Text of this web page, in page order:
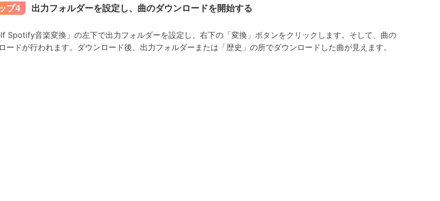
プ4 出力フォルダーを設定し、曲のダウンロードを開始する
Spotify音楽変換」の左下で出力フォルダーを設定し、右下の「変換」ボタンをクリックします。そして、曲の
ードが行われます。ダウンロード後、出力フォルダーまたは「歴史」の所でダウンロードした曲が見えます。